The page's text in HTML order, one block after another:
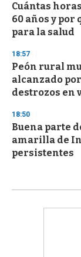
Cuántas
60 años y por
para la salud
18:57
Peón rural
alcanzado
destrozos en
18:50
Buena parte
amarilla de
persistentes